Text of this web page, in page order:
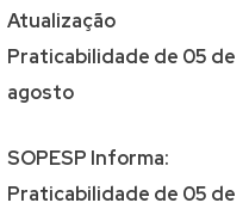
Atualização
Praticabilidade de 05 de
agosto
SOPESP Informa:
Praticabilidade de 05 de